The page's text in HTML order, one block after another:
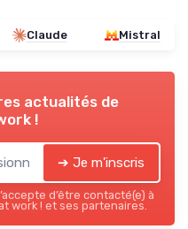
Claude Mistral
actualités de
!
➔ Je m'inscris
d’être contacté(e) à
work ! et ses partenaires.